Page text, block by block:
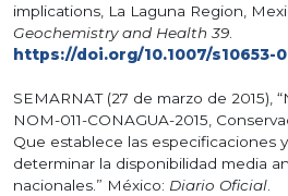
implications, La Laguna Region,
Geochemistry and Health 39
https://doi.org/10.1007/s10653-
SEMARNAT (27 de marzo de 2015),
NOM-011-CONAGUA-2015,
Que establece las especificaciones
determinar la disponibilidad media
nacionales.” México: Diario Oficial